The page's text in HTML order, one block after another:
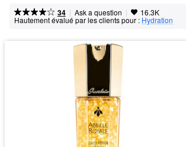
34 | Ask a question | 16.3K
Hautement évalué par les clients pour : Hydration